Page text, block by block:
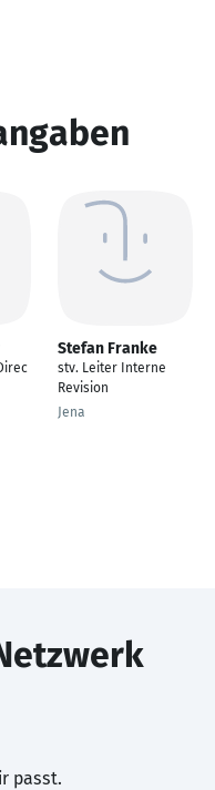
Stefan Franke
stv. Leiter Interne
Revision
Jena
passt.